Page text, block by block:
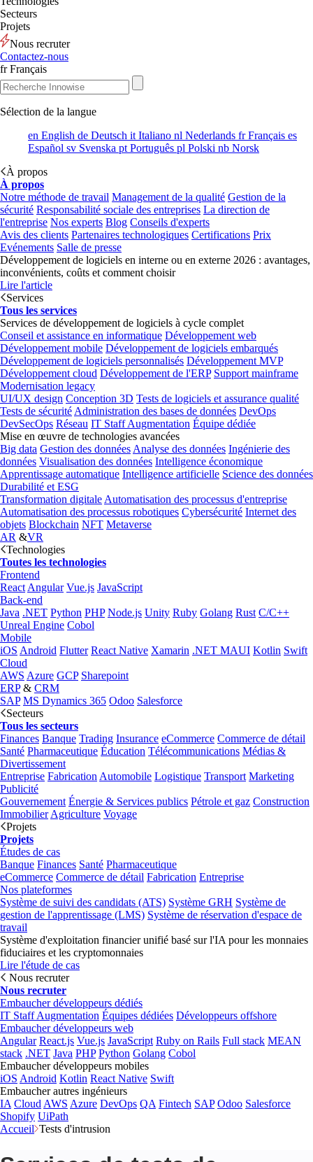
Secteurs
Projets
Nous recruter
Contactez-nous
fr Français
Sélection de la langue
en English de Deutsch it Italiano nl Nederlands frFrançais es
Español sv Svenska pt Português pl Polski nb Norsk
À propos
À propos
Notre méthode de travail Management de la qualité Gestion de la
sécurité Responsabilité sociale des entreprises La direction de
l'entreprise Nos experts Blog Conseils d'experts
Avis des clients Partenaires technologiques Certifications Prix
Evénements Salle de presse
Développement de logiciels en interne ou en externe 2026 : avantages,
inconvénients, coûts et comment choisir
Lire l'article
Services
Tous les services
Services de développement de logiciels à cycle complet
Conseil et assistance en informatique Développement web
Développement mobile Développement de logiciels embarqués
Développement de logiciels personnalisés Développement MVP
Développement cloud Développement de l'ERP Support mainframe
Modernisation legacy
UI/UX design Conception 3D Tests de logiciels et assurance qualité
Tests de sécurité Administration des bases de données DevOps
DevSecOps Réseau IT Staff Augmentation Équipe dédiée
Mise en œuvre de technologies avancées
Big data Gestion des données Analyse des données Ingénierie des
données Visualisation des données Intelligence économique
Apprentissage automatique Intelligence artificielle Science des données
Durabilité et ESG
Transformation digitale Automatisation des processus d'entreprise
Automatisation des processus robotiques Cybersécurité Internet des
objets Blockchain NFT Metaverse
AR &VR
Technologies
Toutes les technologies
Frontend
React Angular Vue.js JavaScript
Back-end
Java .NET Python PHP Node.js Unity Ruby Golang Rust C/C++
Unreal Engine Cobol
Mobile
iOS Android Flutter React Native Xamarin .NET MAUI Kotlin Swift
Cloud
AWS Azure GCP Sharepoint
ERP& CRM
SAP MS Dynamics 365 Odoo Salesforce
Secteurs
Tous les secteurs
Finances Banque Trading Insurance eCommerce Commerce de détail
Santé Pharmaceutique Éducation Télécommunications Médias &
Divertissement
Entreprise Fabrication Automobile Logistique Transport Marketing
Publicité
Gouvernement Énergie & Services publics Pétrole et gaz Construction
Immobilier Agriculture Voyage
Projets
Projets
Études de cas
Banque Finances Santé Pharmaceutique
eCommerce Commerce de détail Fabrication Entreprise
Nos plateformes
Système de suivi des candidats (ATS) Système GRH Système de
gestion de l'apprentissage (LMS) Système de réservation d'espace de
travail
Système d'exploitation financier unifié basé sur l'IA pour les monnaies
fiduciaires et les cryptomonnaies
Lire l'étude de cas
Nous recruter
Nous recruter
Embaucher développeurs dédiés
IT Staff Augmentation Équipes dédiées Développeurs offshore
Embaucher développeurs web
Angular React.js Vue.js JavaScript Ruby on Rails Full stack MEAN
stack .NET Java PHP Python Golang Cobol
Embaucher développeurs mobiles
iOS Android Kotlin React Native Swift
Embaucher autres ingénieurs
IA Cloud AWS Azure DevOps QA Fintech SAP Odoo Salesforce
Shopify UiPath
Accueil Tests d'intrusion